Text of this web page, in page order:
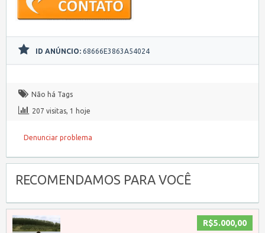
ID ANÚNCIO: 68666E3863A54024
Não há Tags
207 visitas, 1 hoje
Denunciar problema
RECOMENDAMOS PARA VOCÊ
R$5.000,00